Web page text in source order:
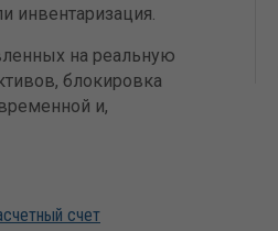
инвентаризация.
на реальную
блокировка
и,
счет⁠